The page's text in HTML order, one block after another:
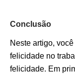
Conclusão
Neste artigo,
felicidade no
felicidade. Em